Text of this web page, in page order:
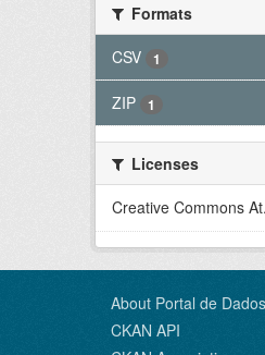
Formats
CSV
1
ZIP 1
Licenses
Creative Commons
About Portal de
CKAN API